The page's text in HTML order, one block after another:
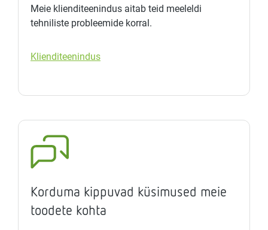
Meie klienditeenindus aitab teid meeleldi
tehniliste probleemide korral.
Klienditeenindus
Korduma kippuvad küsimused meie
toodete kohta